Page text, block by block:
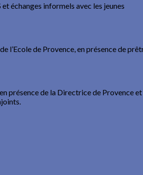
échanges informels avec les jeunes
l’Ecole de Provence, en présence de
présence de la Directrice de Provence